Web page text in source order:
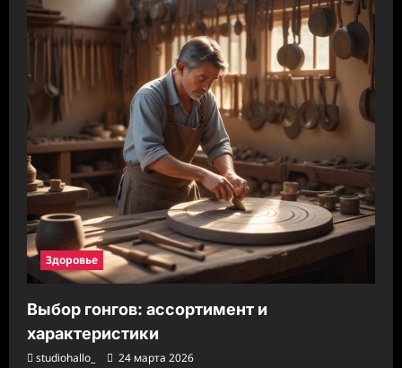
Здоровье
Выбор гонгов: ассортимент и
характеристики
studiohallo_ 24 марта 2026